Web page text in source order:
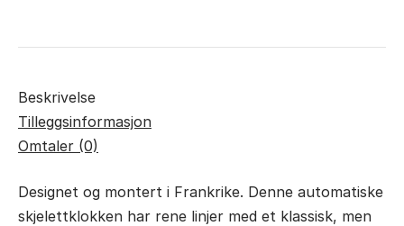
Beskrivelse
Tilleggsinformasjon
Omtaler (0)
Designet og montert i Frankrike. Denne automatiske
skjelettklokken har rene linjer med et klassisk, men